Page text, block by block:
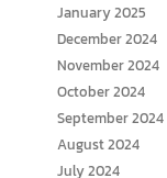
January 2025
December 2024
November 2024
October 2024
September 2024
August 2024
July 2024